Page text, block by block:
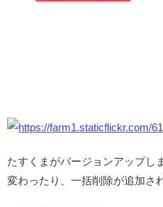
たすくまがバージョンアップし
変わったり、一括削除が追加さ